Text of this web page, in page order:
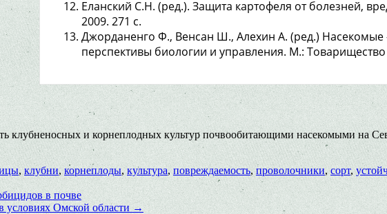
Еланский С.Н. (ред.). Защита картофеля от болезней,
2009. 271 с.
Джорданенго Ф., Венсан Ш., Алехин А. (ред.)
перспективы биологии и управления. М.:
клубненосных и корнеплодных культур почвообитающими насекомыми на
, клубни, корнеплоды,культура,повреждаемость,проволочники,сорт,
в почве
условиях Омской области →